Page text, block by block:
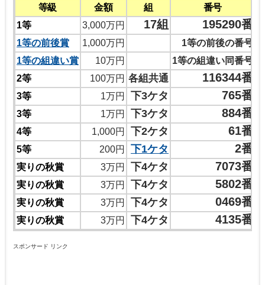
等級 金額 組
番号
1等
3,000万円 17組 195290番
1等の前後賞 1,000万円
1等の前後の番号
1等の組違い賞
10万円
1等の組違い同番号
2等
100万円 各組共通 116344番
3等 1万円 下3ケタ 765番
3等 1万円 下3ケタ 884番
4等 1,000円 下2ケタ 61番
5等 200円 下1ケタ 2番
実りの秋賞 3万円 下4ケタ 7073番
実りの秋賞 3万円 下4ケタ 5802番
実りの秋賞 3万円 下4ケタ 0469番
実りの秋賞 3万円 下4ケタ 4135番
スポンサード リンク